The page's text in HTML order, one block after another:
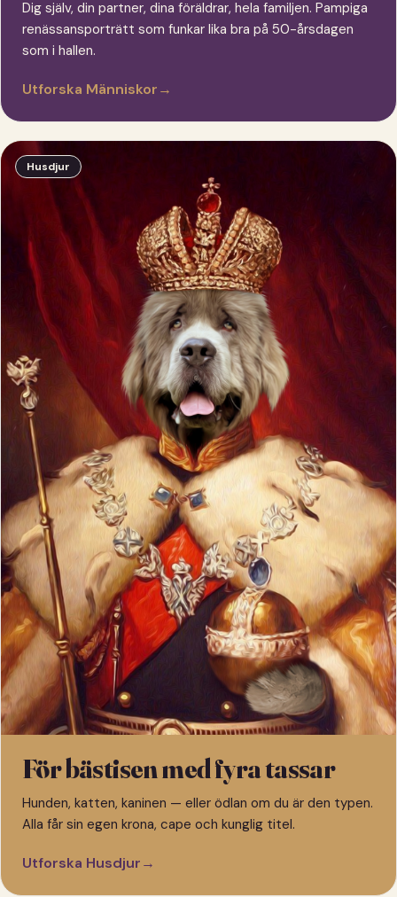
Dig själv, din partner, dina föräldrar, hela familjen. Pampiga
renässansporträtt som funkar lika bra på 50-årsdagen
som i hallen.
Utforska Människor→
Husdjur
För bästisen med fyra tassar
Hunden, katten, kaninen — eller ödlan om du är den typen.
Alla får sin egen krona, cape och kunglig titel.
Utforska Husdjur→